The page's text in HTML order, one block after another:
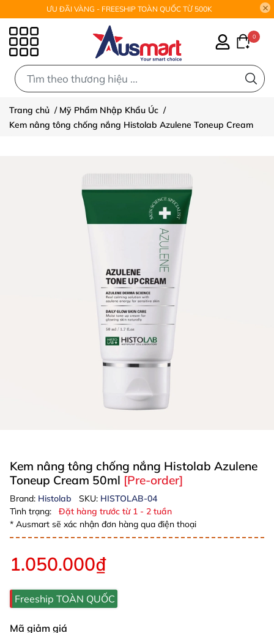
ƯU ĐÃI VÀNG - FREESHIP TOÀN QUỐC TỪ 500K
0
Trang chủ / Mỹ Phẩm Nhập Khẩu Úc /
Kem nâng tông chống nắng Histolab Azulene Toneup Cream
Kem nâng tông chống nắng Histolab Azulene
Toneup Cream 50ml [Pre-order]
Brand: Histolab SKU: HISTOLAB-04
Tình trạng:
Đặt hàng trước từ 1 - 2 tuần
* Ausmart sẽ xác nhận đơn hàng qua điện thoại
1.050.000₫
Freeship TOÀN QUỐC
Mã giảm giá